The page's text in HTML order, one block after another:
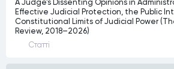
Effective Judicial Protection, the Public
Constitutional Limits of Judicial Power
Review, 2018–2026)
Статтi